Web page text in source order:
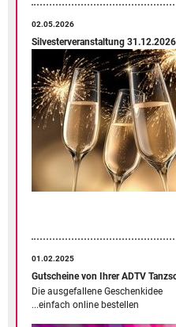
02.05.2026
Silvesterveranstaltung 31.12.2026
01.02.2025
Gutscheine von Ihrer ADTV
Die ausgefallene Geschenkidee
...einfach online bestellen